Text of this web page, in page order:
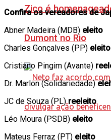
Zico é
Dumont no Rio
Confira os vereadores de
Abner Madeira (MDB) eleito
Charles Gonçalves (PP) eleito
Cristiano Pingim (Avante)
Dr. Marlon (Solidariedade)
JC de Souza (PL)reeleito
Léo Moura (PSDB) eleito
Mateus Ferraz (PT) eleito